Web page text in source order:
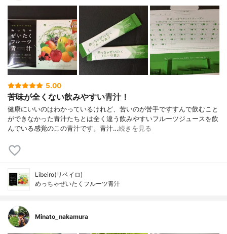
5.00
苦味が全くない飲みやすい青汁！
健康にいいのはわかっているけれど、苦いのが苦手ですすんで飲むこと
ができなかった青汁たちとは全く違う飲みやすいフルーツジュースを飲
んでいる感覚のこの青汁です。青汁…続きを見る
Libeiro(リベイロ)
めっちゃぜいたくフルーツ青汁
Minato_nakamura